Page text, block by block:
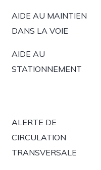
AIDE AU MAINTIEN
DANS LA VOIE
AIDE AU
STATIONNEMENT
ALERTE DE
CIRCULATION
TRANSVERSALE